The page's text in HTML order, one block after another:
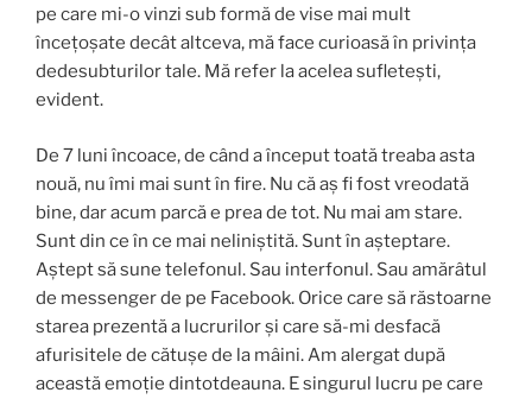
pe care mi-o vinzi sub formă de vise mai mult
înceţoşate decât altceva, mă face curioasă în privinţa
dedesubturilor tale. Mă refer la acelea sufleteşti,
evident.
De 7 luni încoace, de când a început toată treaba asta
nouă, nu îmi mai sunt în fire. Nu că aş fi fost vreodată
bine, dar acum parcă e prea de tot. Nu mai am stare.
Sunt din ce în ce mai neliniştită. Sunt în aşteptare.
Aştept să sune telefonul. Sau interfonul. Sau amărâtul
de messenger de pe Facebook. Orice care să răstoarne
starea prezentă a lucrurilor şi care să-mi desfacă
afurisitele de cătuşe de la mâini. Am alergat după
această emoţie dintotdeauna. E singurul lucru pe care